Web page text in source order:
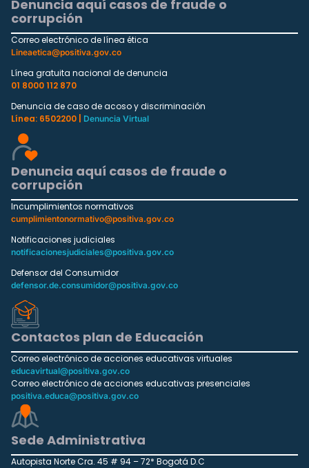
Denuncia aquí casos de fraude o
corrupción
Correo electrónico de línea ética
Lineaetica@positiva.gov.co
Línea gratuita nacional de denuncia
01 8000 112 870
Denuncia de caso de acoso y discriminación
Línea: 6502200 |
Denuncia Virtual
Denuncia aquí casos de fraude o
corrupción
Incumplimientos normativos
cumplimientonormativo@positiva.gov.co
Notificaciones judiciales
notificacionesjudiciales@positiva.gov.co
Defensor del Consumidor
defensor.de.consumidor@positiva.gov.co
Contactos plan de Educación
Correo electrónico de acciones educativas virtuales
educavirtual@positiva.gov.co
Correo electrónico de acciones educativas presenciales
positiva.educa@positiva.gov.co
Sede Administrativa
Autopista Norte Cra. 45 # 94 – 72* Bogotá D.C